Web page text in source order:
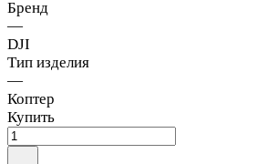
Бренд
—
DJI
Тип изделия
—
Коптер
Купить